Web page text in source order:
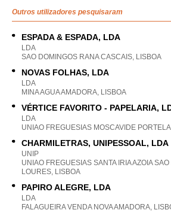
Outros utilizadores pesquisaram
ESPADA & ESPADA, LDA
LDA
SAO DOMINGOS RANA CASCAIS, LISBOA
NOVAS FOLHAS, LDA
LDA
MINA AGUA AMADORA, LISBOA
VÉRTICE FAVORITO - PAPELARIA,
LDA
UNIAO FREGUESIAS MOSCAVIDE
CHARMILETRAS, UNIPESSOAL, LDA
UNIP
UNIAO FREGUESIAS SANTA IRIA AZOIA
LOURES, LISBOA
PAPIRO ALEGRE, LDA
LDA
FALAGUEIRA VENDA NOVA AMADORA,